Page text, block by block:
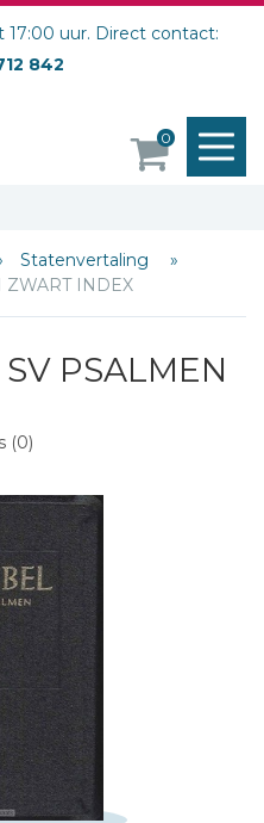
uur. Direct contact:
842
0
Statenvertaling
ZWART INDEX
PSALMEN
(0)